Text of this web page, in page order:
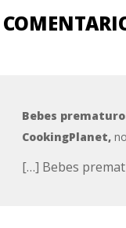
Bebes
CookingPlanet,
[…] Bebes